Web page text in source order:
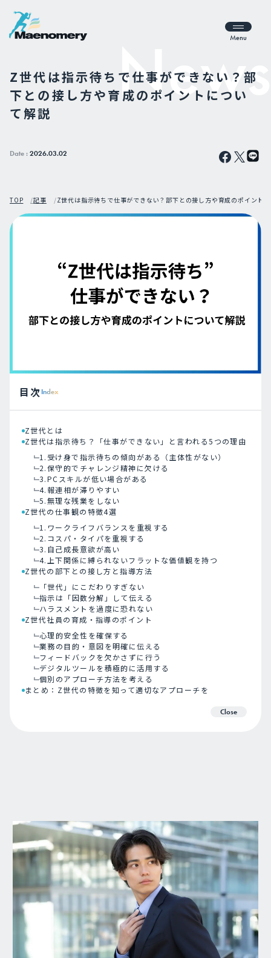
Menu
Z世代は指示待ちで仕事ができない？部
下との接し方や育成のポイントについ
て解説
Date : 2026.03.02
TOP 記事 Z世代は指示待ちで仕事ができない？部下との接し方や育成のポイント
目次 Index
Z世代とは
Z世代は指示待ち？「仕事ができない」と言われる5つの理由
1.受け身で指示待ちの傾向がある（主体性がない）
2.保守的でチャレンジ精神に欠ける
3.PCスキルが低い場合がある
4.報連相が滞りやすい
5.無理な残業をしない
Z世代の仕事観の特徴4選
1.ワークライフバランスを重視する
2.コスパ・タイパを重視する
3.自己成長意欲が高い
4.上下関係に縛られないフラットな価値観を持つ
Z世代の部下との接し方と指導方法
「世代」にこだわりすぎない
指示は「因数分解」して伝える
ハラスメントを過度に恐れない
Z世代社員の育成・指導のポイント
心理的安全性を確保する
業務の目的・意図を明確に伝える
フィードバックを欠かさずに行う
デジタルツールを積極的に活用する
個別のアプローチ方法を考える
まとめ：Z世代の特徴を知って適切なアプローチを
Close